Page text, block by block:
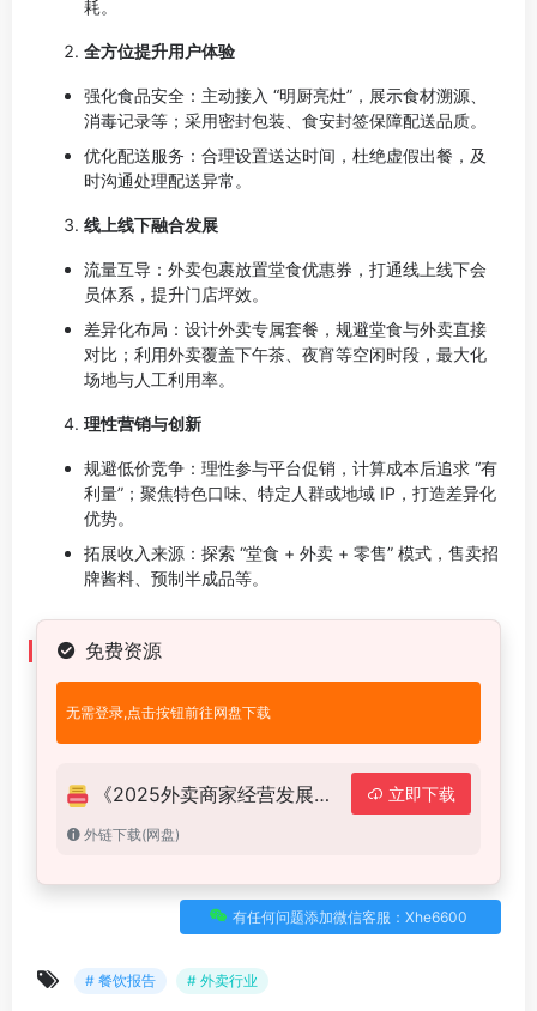
耗。
全方位提升用户体验
强化食品安全：主动接入 “明厨亮灶”，展示食材溯源、
消毒记录等；采用密封包装、食安封签保障配送品质。
优化配送服务：合理设置送达时间，杜绝虚假出餐，及
时沟通处理配送异常。
线上线下融合发展
流量互导：外卖包裹放置堂食优惠券，打通线上线下会
员体系，提升门店坪效。
差异化布局：设计外卖专属套餐，规避堂食与外卖直接
对比；利用外卖覆盖下午茶、夜宵等空闲时段，最大化
场地与人工利用率。
理性营销与创新
规避低价竞争：理性参与平台促销，计算成本后追求 “有
利量”；聚焦特色口味、特定人群或地域 IP，打造差异化
优势。
拓展收入来源：探索 “堂食 + 外卖 + 零售” 模式，售卖招
牌酱料、预制半成品等。
免费资源
无需登录,点击按钮前往网盘下载
《2025外卖商家经营发展报告》.PDF 立即下载
外链下载(网盘)
有任何问题添加微信客服：Xhe6600
# 餐饮报告 # 外卖行业